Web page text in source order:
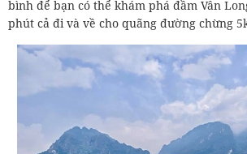
bình để bạn có thể khám phá đầm Vân
phút cả đi và về cho quãng đường chừng